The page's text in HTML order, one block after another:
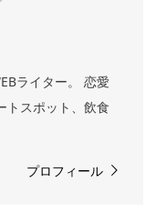
ライター。 恋愛
トスポット、飲食
プロフィール